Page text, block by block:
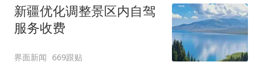
新疆优化调整景区内自驾
服务收费
界面新闻 669跟贴